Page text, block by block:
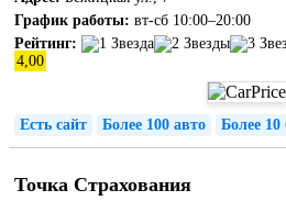
График работы: вт-сб 10:00–20:00
Рейтинг:
4,00
Есть сайт Более 100 авто Более 10
Точка Страхования